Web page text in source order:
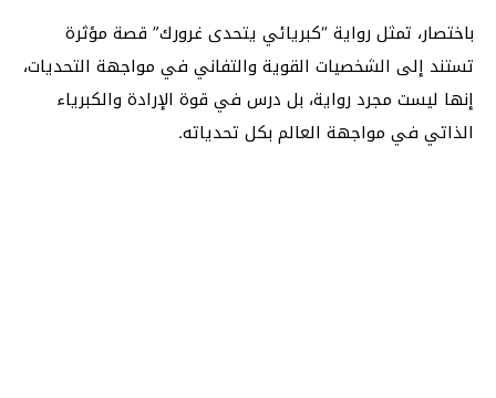
باختصار، تمثل رواية “كبريائي يتحدى غرورك” قصة مؤثرة
تستند إلى الشخصيات القوية والتفاني في مواجهة التحديات،
إنها ليست مجرد رواية، بل درس في قوة الإرادة والكبرياء
الذاتي في مواجهة العالم بكل تحدياته.